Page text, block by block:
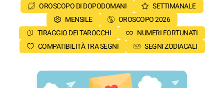
OROSCOPO DI DOPODOMANI
SETTIMANALE
MENSILE
OROSCOPO 2026
TIRAGGIO DEI TAROCCHI
NUMERI FORTUNATI
COMPATIBILITÀ TRA SEGNI
SEGNI ZODIACALI